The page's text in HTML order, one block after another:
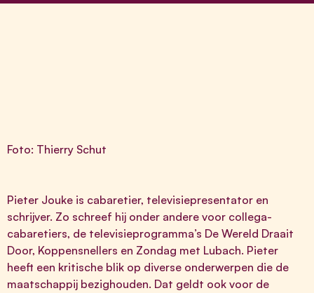
Foto: Thierry Schut
Pieter Jouke is cabaretier, televisiepresentator en
schrijver. Zo schreef hij onder andere voor collega-
cabaretiers, de televisieprogramma’s De Wereld Draait
Door, Koppensnellers en Zondag met Lubach. Pieter
heeft een kritische blik op diverse onderwerpen die de
maatschappij bezighouden. Dat geldt ook voor de